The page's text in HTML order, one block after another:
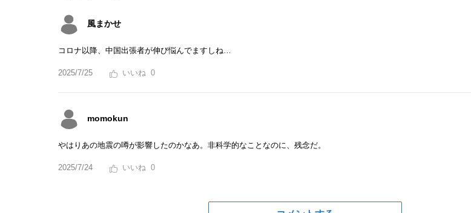
風まかせ
コロナ以降、中国出張者が伸び悩んでますしね…
2025/7/25 0
momokun
やはりあの地震の噂が影響したのかなあ。非科学的なことなのに、残念だ。
2025/7/24 0